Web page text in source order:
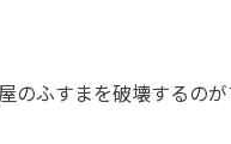
のふすまを破壊するの